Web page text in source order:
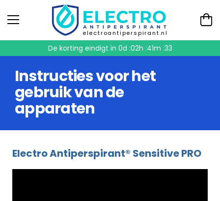
electroantiperspirant.nl
De korting eindigt in 0d :02h :41m :33
Instructies voor het
gebruik van de
apparaten
Electro Antiperspirant® Sensitive PRO